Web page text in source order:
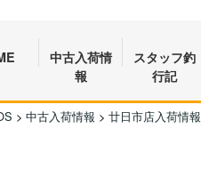
中古入荷情
報
スタッフ釣
行記
> 中古入荷情報 > 廿日市店入荷情報